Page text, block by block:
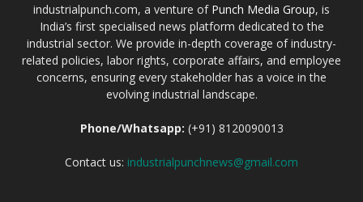
industrialpunch.com, a venture of Punch Media Group, is
India’s first specialised news platform dedicated to the
industrial sector. We provide in-depth coverage of industry-
related policies, labor rights, corporate affairs, and employee
concerns, ensuring every stakeholder has a voice in the
evolving industrial landscape.
Phone/Whatsapp: (+91) 8120090013
Contact us: industrialpunchnews@gmail.com